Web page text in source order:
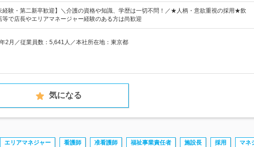
経験・第二新卒歓迎】＼介護の資格や知識、学歴は一切不問！／★人柄・意欲重視の採用★飲
等で店長やエリアマネージャー経験のある方は尚歓迎
2月／従業員数：5,641人／本社所在地：東京都
気になる
エリアマネジャー 看護師 准看護師 福祉事業責任者 施設長 採用 マネ